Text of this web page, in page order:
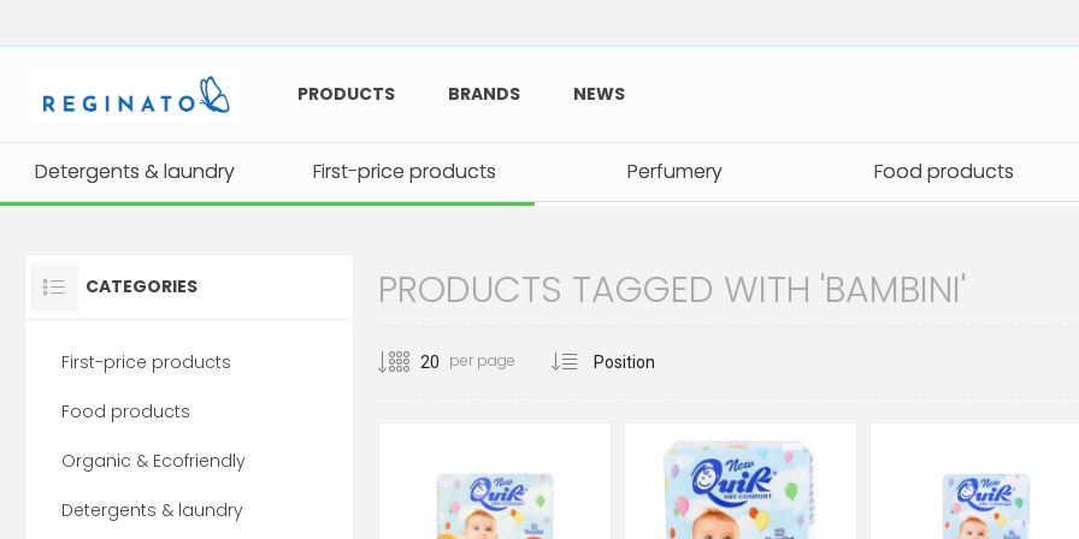
PRODUCTS BRANDS NEWS
Detergents & laundry First-price products Perfumery Food products
Detergents & laundry First-price products Perfumery Food products
PRODUCTS TAGGED WITH 'BAMBINI'
per page
CATEGORIES
First-price products
Food products
Organic & Ecofriendly
Detergents & laundry